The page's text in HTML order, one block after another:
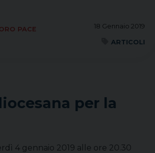
18 Gennaio 2019
PACE
ARTICOLI
per la
4 gennaio 2019 alle ore 20.30